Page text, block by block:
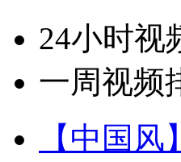
24小时视
一周视频
【中国